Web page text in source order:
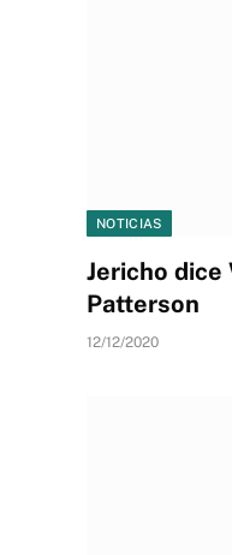
NOTICIAS
Jericho dice
Patterson
12/12/2020